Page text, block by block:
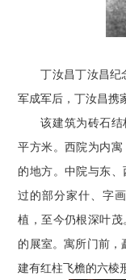
丁汝昌丁汝昌
军成军后，丁汝昌携
该建筑为砖石
平方米。西院为内
的地方。中院与东
过的部分家什、字
植，至今仍根深叶
的展室。寓所门前
建有红柱飞檐的六棱